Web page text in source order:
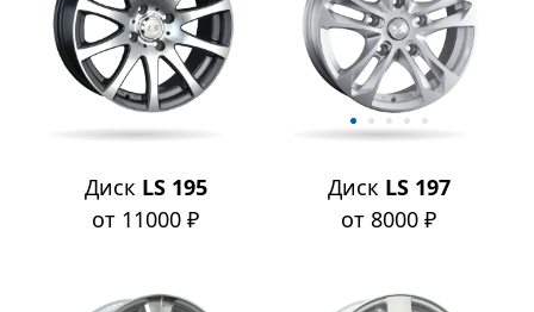
Диск LS 195
от 11000 ₽
Диск LS 197
от 8000 ₽